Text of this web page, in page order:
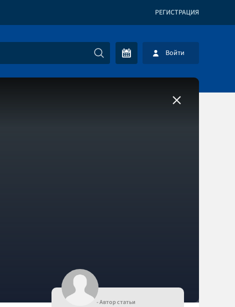
РЕГИСТРАЦИЯ
Войти
- Автор статьи